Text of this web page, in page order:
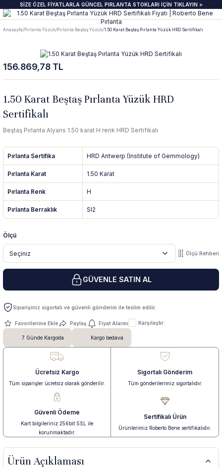
SİZE ÖZEL FİYATLARLA GÜNCEL PIRLANTA STOKLARI İÇİN TIKLAYIN >
Anasayfa Pırlanta Yüzük Pırlanta Beştaş Yüzük 1.50 Karat Beştaş Pırlanta Yüzük HRD Sertifikalı
156.869,78 TL
1.50 Karat Beştaş Pırlanta Yüzük HRD
Sertifikalı
Beştaş Pırlanta Alyans 1.50 karat H renk HRD Sertifikalı
Pırlanta Sertifika HRD Antwerp (Institute of Gemmology)
Pırlanta Karat 1.50 Karat
Pırlanta Renk H
Pırlanta Berraklık SI2
Ölçü
Ölçü Rehberi
GÜVENLE SATIN AL
Siparişiniz sigortalı ve güvenli gönderim ile teslim edilir.
Paylaş Fiyat Alarmı Karşılaştır
7 Günde Kargoda Kargo bedava
Ücretsiz Kargo
Tüm siparişler ücretsiz olarak gönderilir.
Sigortalı Gönderim
Tüm gönderilerimiz sigortalıdır.
Güvenli Ödeme
Kart bilgileriniz 256bit SSL ile
korunmaktadır.
Sertifikalı Ürün
Ürünlerimiz Roberto Bene sertifikalıdır.
Ürün Açıklaması
Geri Dön
Yüzükler GIA & HRD
Geri Dön
Yüzük
Taşlı Yüzük
Yüzük
Yüzük
Geri Dön
Kolye
Taşlı Kolye
Kolye
Kolye
Geri Dön
Küpe
Küpe
Küpe
Geri Dön
Bileklik
Taşlı Bileklik
Geri Dön
Geri Dön
Geri Dön